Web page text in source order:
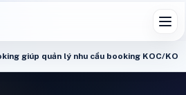
giúp quản lý nhu cầu booking KOC/